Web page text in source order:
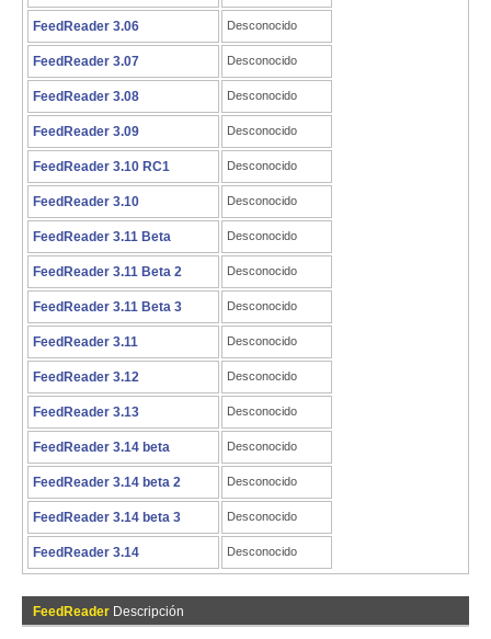
FeedReader 3.06 Desconocido
FeedReader 3.07 Desconocido
FeedReader 3.08 Desconocido
FeedReader 3.09 Desconocido
FeedReader 3.10 RC1 Desconocido
FeedReader 3.10 Desconocido
FeedReader 3.11 Beta Desconocido
FeedReader 3.11 Beta 2 Desconocido
FeedReader 3.11 Beta 3 Desconocido
FeedReader 3.11 Desconocido
FeedReader 3.12 Desconocido
FeedReader 3.13 Desconocido
FeedReader 3.14 beta Desconocido
FeedReader 3.14 beta 2 Desconocido
FeedReader 3.14 beta 3 Desconocido
FeedReader 3.14 Desconocido
FeedReader Descripción